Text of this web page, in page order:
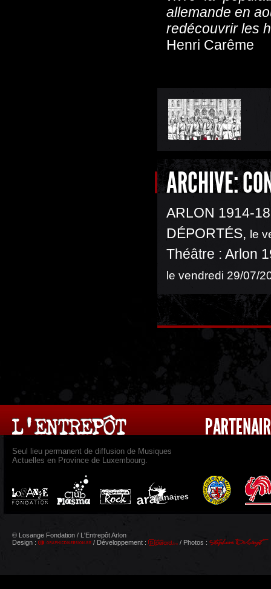
allemande en
redécouvrir les
Henri Carême
ARCHIVE:
ARLON 1914-
DÉPORTÉS, le
Théâtre : Arlon
le vendredi 29/07/
Seul lieu permanent de diffusion de Musiques
Actuelles en Province de Luxembourg.
© Losange Fondation / L'Entrepôt Arlon
Design :
/ Développement : / Photos :